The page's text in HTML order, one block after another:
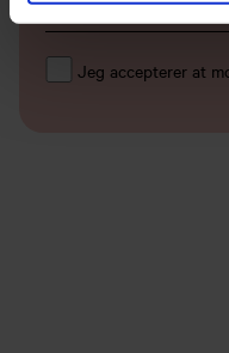
Jeg accepterer at